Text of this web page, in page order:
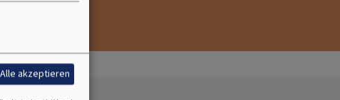
Alle akzeptieren